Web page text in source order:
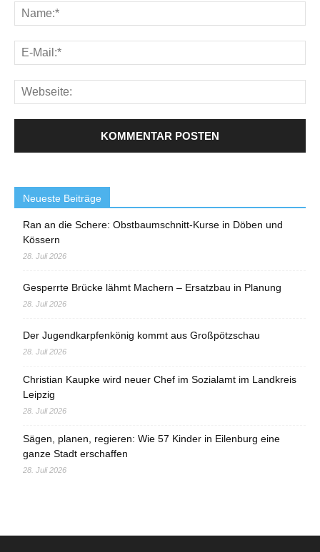
Neueste Beiträge
Ran an die Schere: Obstbaumschnitt-Kurse in Döben und
Kössern
28. Juli 2026
Gesperrte Brücke lähmt Machern – Ersatzbau in Planung
28. Juli 2026
Der Jugendkarpfenkönig kommt aus Großpötzschau
28. Juli 2026
Christian Kaupke wird neuer Chef im Sozialamt im Landkreis
Leipzig
28. Juli 2026
Sägen, planen, regieren: Wie 57 Kinder in Eilenburg eine
ganze Stadt erschaffen
28. Juli 2026